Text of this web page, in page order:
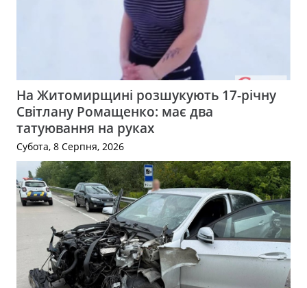
На Житомирщині розшукують 17-річну
Світлану Ромащенко: має два
татуювання на руках
Субота, 8 Серпня, 2026